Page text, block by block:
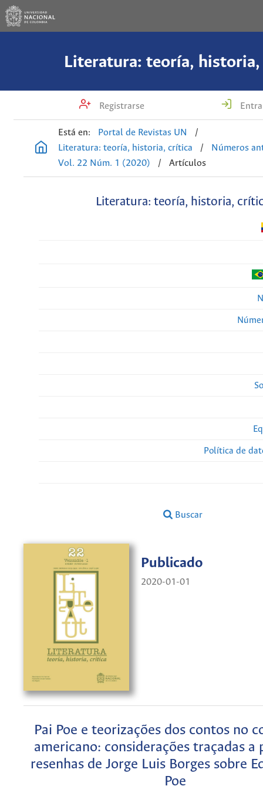
Literatura: teoría,
Registrarse
Está en: Portal de Revistas UN
/
Literatura: teoría, historia, crítica
/
Números
Vol. 22 Núm. 1 (2020)
/ Artículos
Literatura: teoría, historia,
Política de
Buscar
Publicado
2020-01-01
Pai Poe e teorizações dos contos no
americano: considerações traçadas a
resenhas de Jorge Luis Borges sobre
Poe